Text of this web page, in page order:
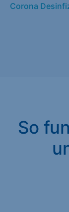
Corona
So